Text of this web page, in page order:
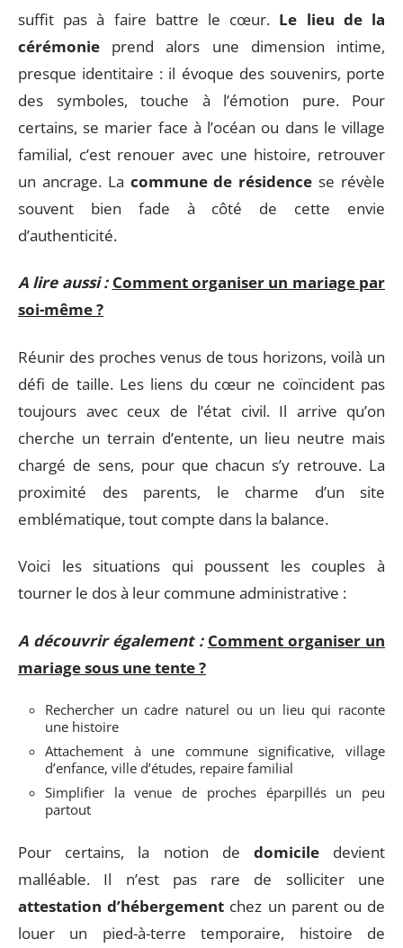
suffit pas à faire battre le cœur. Le lieu de la
cérémonie prend alors une dimension intime,
presque identitaire : il évoque des souvenirs, porte
des symboles, touche à l’émotion pure. Pour
certains, se marier face à l’océan ou dans le village
familial, c’est renouer avec une histoire, retrouver
un ancrage. La commune de résidence se révèle
souvent bien fade à côté de cette envie
d’authenticité.
A lire aussi : Comment organiser un mariage par
soi-même ?
Réunir des proches venus de tous horizons, voilà un
défi de taille. Les liens du cœur ne coïncident pas
toujours avec ceux de l’état civil. Il arrive qu’on
cherche un terrain d’entente, un lieu neutre mais
chargé de sens, pour que chacun s’y retrouve. La
proximité des parents, le charme d’un site
emblématique, tout compte dans la balance.
Voici les situations qui poussent les couples à
tourner le dos à leur commune administrative :
A découvrir également : Comment organiser un
mariage sous une tente ?
Rechercher un cadre naturel ou un lieu qui raconte
une histoire
Attachement à une commune significative, village
d’enfance, ville d’études, repaire familial
Simplifier la venue de proches éparpillés un peu
partout
Pour certains, la notion de domiciledevient
malléable. Il n’est pas rare de solliciter une
attestation d’hébergement chez un parent ou de
louer un pied-à-terre temporaire, histoire de